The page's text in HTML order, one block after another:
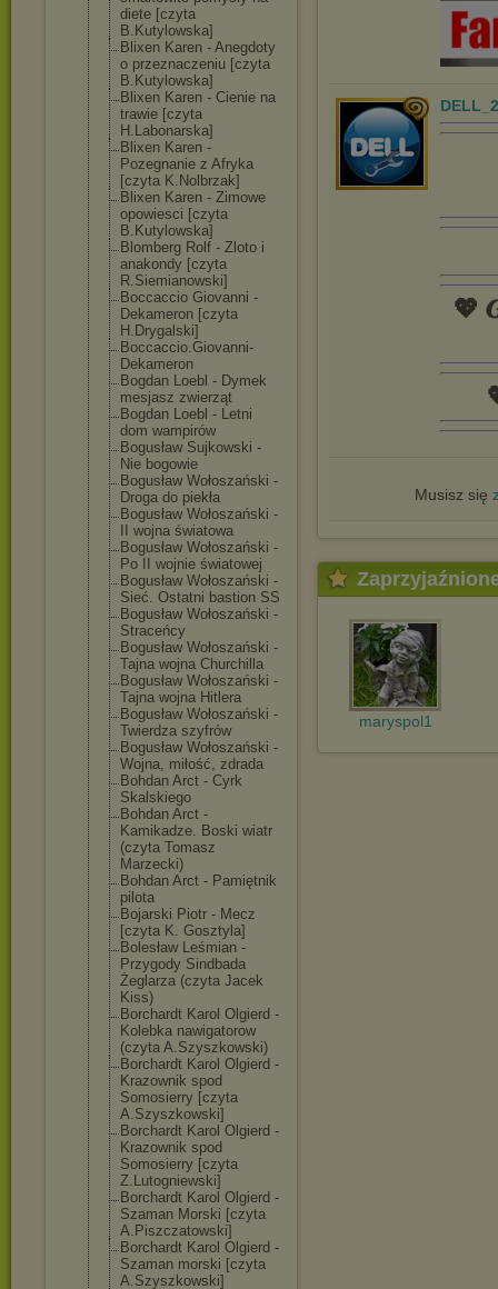
diete [czyta
B.Kutylowska]
Blixen Karen - Anegdoty
o przeznaczeniu [czyta
B.Kutylowska]
Blixen Karen - Cienie na
trawie [czyta
H.Labonarska]
Blixen Karen -
Pozegnanie z Afryka
[czyta K.Nolbrzak]
Blixen Karen - Zimowe
opowiesci [czyta
B.Kutylowska]
Blomberg Rolf - Zloto i
anakondy [czyta
R.Siemianowski]
Boccaccio Giovanni -
Dekameron [czyta
H.Drygalski]
Boccaccio.Giovanni-
Dekameron
Bogdan Loebl - Dymek
mesjasz zwierząt
Bogdan Loebl - Letni
dom wampirów
Bogusław Sujkowski -
Nie bogowie
Bogusław Wołoszański -
Droga do piekła
Bogusław Wołoszański -
II wojna światowa
Bogusław Wołoszański -
Po II wojnie światowej
Bogusław Wołoszański -
Sieć. Ostatni bastion SS
Bogusław Wołoszański -
Straceńcy
Bogusław Wołoszański -
Tajna wojna Churchilla
Bogusław Wołoszański -
Tajna wojna Hitlera
Bogusław Wołoszański -
Twierdza szyfrów
Bogusław Wołoszański -
Wojna, miłość, zdrada
Bohdan Arct - Cyrk
Skalskiego
Bohdan Arct -
Kamikadze. Boski wiatr
(czyta Tomasz
Marzecki)
Bohdan Arct - Pamiętnik
pilota
Bojarski Piotr - Mecz
[czyta K. Gosztyla]
Bolesław Leśmian -
Przygody Sindbada
Żeglarza (czyta Jacek
Kiss)
Borchardt Karol Olgierd -
Kolebka nawigatorow
(czyta A.Szyszkowski)
Borchardt Karol Olgierd -
Krazownik spod
Somosierry [czyta
A.Szyszkowski]
Borchardt Karol Olgierd -
Krazownik spod
Somosierry [czyta
Z.Lutogniewski]
Borchardt Karol Olgierd -
Szaman Morski [czyta
A.Piszczatowski]
Borchardt Karol Olgierd -
Szaman morski [czyta
A.Szyszkowski]
💖
Musisz się
maryspol1